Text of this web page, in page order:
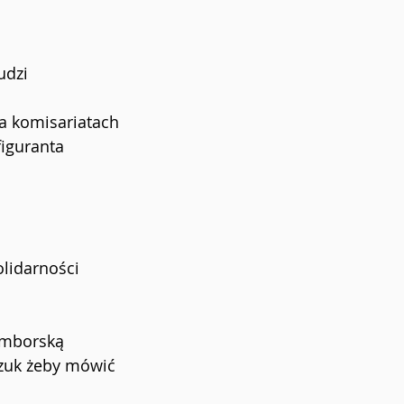
komisariatach
żeby mówić